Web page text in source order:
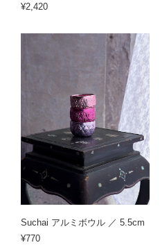
¥2,420
Suchai アルミボウル ／ 5.5cm
¥770